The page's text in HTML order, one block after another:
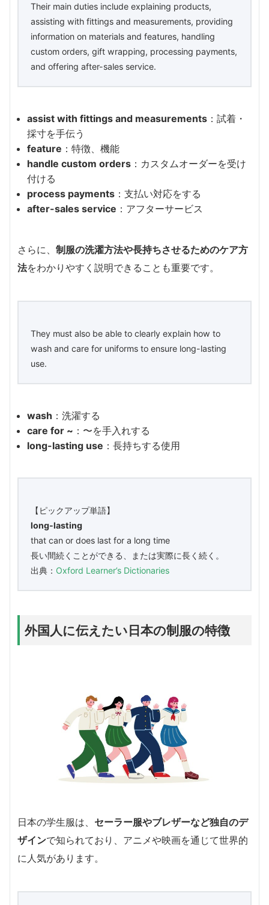
Their main duties include explaining products,
assisting with fittings and measurements, providing
information on materials and features, handling
custom orders, gift wrapping, processing payments,
and offering after-sales service.
assist with fittings and measurements ：試着・
採寸を手伝う
feature ：特徴、機能
handle custom orders ：カスタムオーダーを受け
付ける
process payments ：支払い対応をする
after-sales service ：アフターサービス
さらに、 制服の洗濯方法や長持ちさせるためのケア方
法をわかりやすく説明できることも重要です。
They must also be able to clearly explain how to
wash and care for uniforms to ensure long-lasting
use.
wash ：洗濯する
care for ~ ：〜を手入れする
long-lasting use ：長持ちする使用
【ピックアップ単語】
long-lasting
​that can or does last for a long time
長い間続くことができる、または実際に長く続く。
出典： Oxford Learner’s Dictionaries
外国人に伝えたい日本の制服の特徴
日本の学生服は、 セーラー服やブレザーなど独自のデ
ザインで知られており、アニメや映画を通じて世界的
に人気があります。